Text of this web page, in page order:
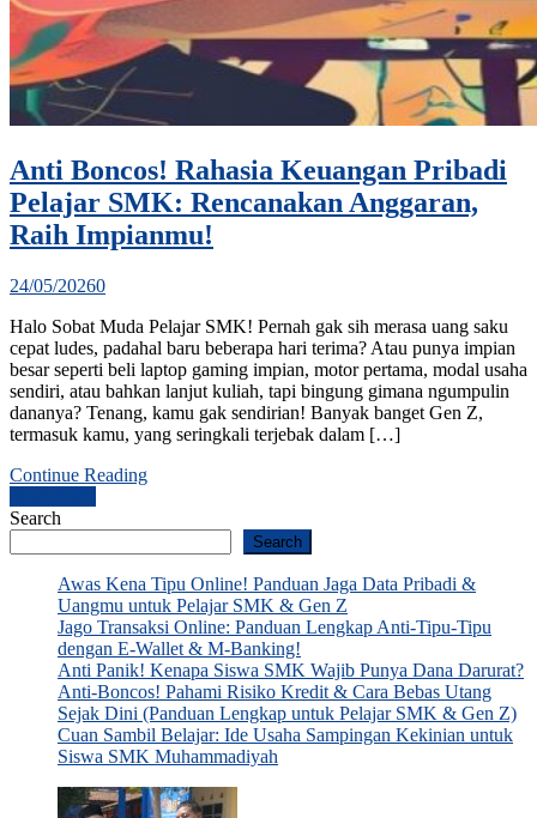
Anti Boncos! Rahasia Keuangan Pribadi
Pelajar SMK: Rencanakan Anggaran,
Raih Impianmu!
24/05/20260
Halo Sobat Muda Pelajar SMK! Pernah gak sih merasa uang saku
cepat ludes, padahal baru beberapa hari terima? Atau punya impian
besar seperti beli laptop gaming impian, motor pertama, modal usaha
sendiri, atau bahkan lanjut kuliah, tapi bingung gimana ngumpulin
dananya? Tenang, kamu gak sendirian! Banyak banget Gen Z,
termasuk kamu, yang seringkali terjebak dalam […]
Continue Reading
Posts
navigation
Search
Search
Awas Kena Tipu Online! Panduan Jaga Data Pribadi &
Uangmu untuk Pelajar SMK & Gen Z
Jago Transaksi Online: Panduan Lengkap Anti-Tipu-Tipu
dengan E-Wallet & M-Banking!
Anti Panik! Kenapa Siswa SMK Wajib Punya Dana Darurat?
Anti-Boncos! Pahami Risiko Kredit & Cara Bebas Utang
Sejak Dini (Panduan Lengkap untuk Pelajar SMK & Gen Z)
Cuan Sambil Belajar: Ide Usaha Sampingan Kekinian untuk
Siswa SMK Muhammadiyah